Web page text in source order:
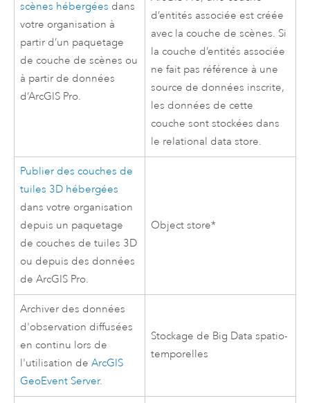
scènes hébergées dans
votre organisation à
partir d’un paquetage
de couche de scènes ou
à partir de données
d’ArcGIS Pro.
d’entités associée est créée
avec la couche de scènes. Si
la couche d’entités associée
ne fait pas référence à une
source de données inscrite,
les données de cette
couche sont stockées dans
le relational data store.
Publier des couches de
tuiles 3D hébergées
dans votre organisation
depuis un paquetage
de couches de tuiles 3D
ou depuis des données
deArcGIS Pro.
Object store*
Archiver des données
d'observation diffusées
en continu lors de
l'utilisation deArcGIS
GeoEvent Server.
Stockage de Big Data spatio-
temporelles